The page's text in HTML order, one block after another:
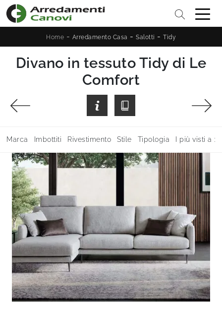
Home - Arredamento Casa - Salotti - Tidy
Divano in tessuto Tidy di Le
Comfort
Marca Imbottiti Rivestimento Stile Tipologia I più visti a :